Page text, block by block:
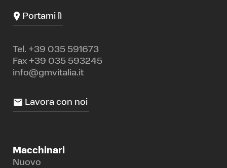
Portami lì
Tel. +39 035 591673
Fax +39 035 593245
info@gmvitalia.it
Lavora con noi
Macchinari
Nuovo